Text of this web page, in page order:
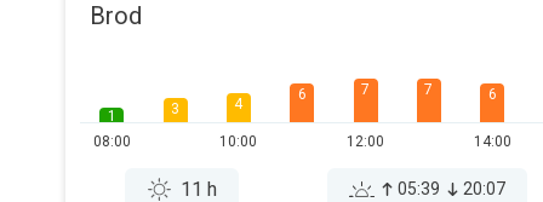
Brod
1
08:00
3 4
10:00
6 7
12:00
7 6
14:00
11 h 05:39 20:07